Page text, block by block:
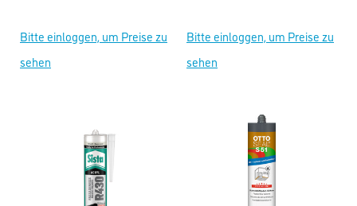
Bitte einloggen, um Preise zu
sehen
Bitte einloggen, um Preise zu
sehen